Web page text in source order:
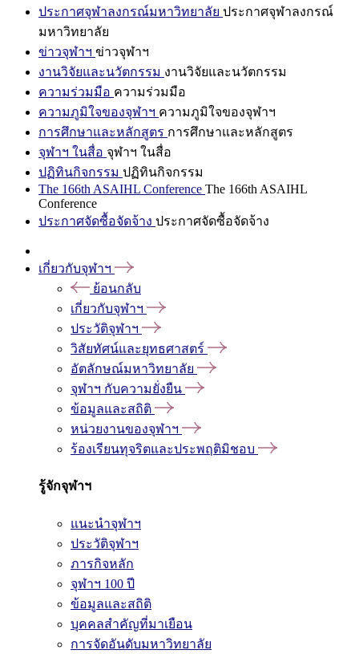
ประกาศจุฬาลงกรณ์มหาวิทยาลัย ประกาศจุฬาลงกรณ์
มหาวิทยาลัย
ข่าวจุฬาฯ ข่าวจุฬาฯ
งานวิจัยและนวัตกรรม งานวิจัยและนวัตกรรม
ความร่วมมือ ความร่วมมือ
ความภูมิใจของจุฬาฯ ความภูมิใจของจุฬาฯ
การศึกษาและหลักสูตร การศึกษาและหลักสูตร
จุฬาฯ ในสื่อ จุฬาฯ ในสื่อ
ปฏิทินกิจกรรม ปฏิทินกิจกรรม
The 166th ASAIHL Conference The 166th ASAIHL
Conference
ประกาศจัดซื้อจัดจ้าง ประกาศจัดซื้อจัดจ้าง
เกี่ยวกับจุฬาฯ
ย้อนกลับ
เกี่ยวกับจุฬาฯ
ประวัติจุฬาฯ
วิสัยทัศน์และยุทธศาสตร์
อัตลักษณ์มหาวิทยาลัย
จุฬาฯ กับความยั่งยืน
ข้อมูลและสถิติ
หน่วยงานของจุฬาฯ
ร้องเรียนทุจริตและประพฤติมิชอบ
รู้จักจุฬาฯ
แนะนำจุฬาฯ
ประวัติจุฬาฯ
ภารกิจหลัก
จุฬาฯ 100 ปี
ข้อมูลและสถิติ
บุคคลสำคัญที่มาเยือน
การจัดอันดับมหาวิทยาลัย